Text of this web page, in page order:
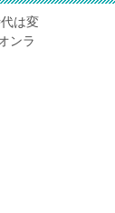
は変
ンラ